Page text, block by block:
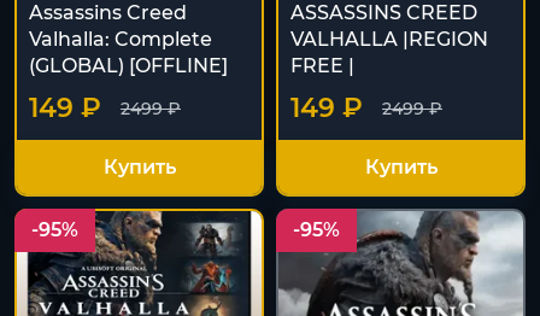
Assassins Creed
Valhalla: Complete
(GLOBAL) [OFFLINE]
2499 ₽
149 ₽
Купить
ASSASSIN´S CREED
VALHALLA |REGION
FREE |
2499 ₽
149 ₽
Купить
-95% -95%